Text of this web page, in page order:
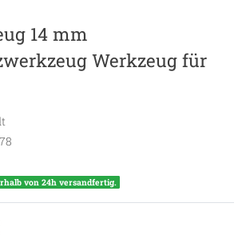
14 mm
Werkzeug für
von 24h versandfertig.